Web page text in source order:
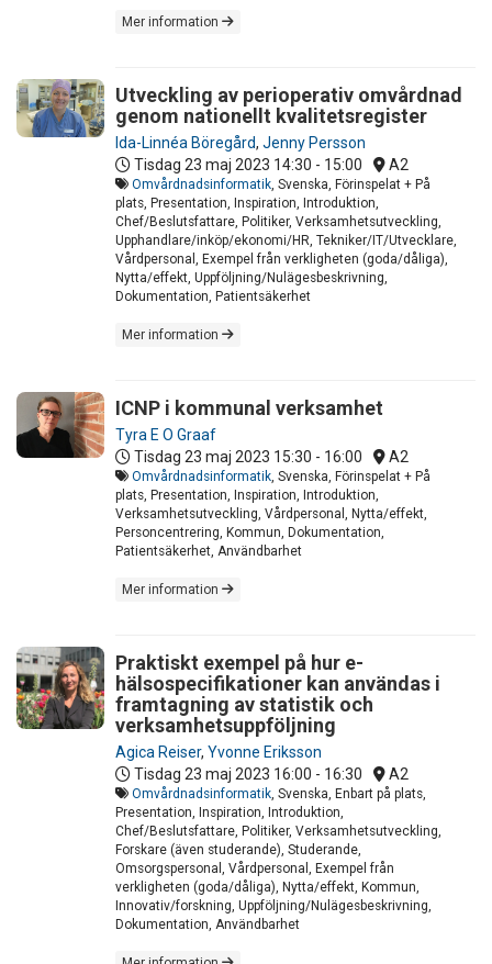
Mer information
Utveckling av perioperativ omvårdnad
genom nationellt kvalitetsregister
Ida-Linnéa Böregård, Jenny Persson
Tisdag 23 maj 2023 14:30 - 15:00 A2
Omvårdnadsinformatik , Svenska, Förinspelat + På
plats, Presentation, Inspiration, Introduktion,
Chef/Beslutsfattare, Politiker, Verksamhetsutveckling,
Upphandlare/inköp/ekonomi/HR, Tekniker/IT/Utvecklare,
Vårdpersonal, Exempel från verkligheten (goda/dåliga),
Nytta/effekt, Uppföljning/Nulägesbeskrivning,
Dokumentation, Patientsäkerhet
Mer information
ICNP i kommunal verksamhet
Tyra E O Graaf
Tisdag 23 maj 2023 15:30 - 16:00 A2
Omvårdnadsinformatik , Svenska, Förinspelat + På
plats, Presentation, Inspiration, Introduktion,
Verksamhetsutveckling, Vårdpersonal, Nytta/effekt,
Personcentrering, Kommun, Dokumentation,
Patientsäkerhet, Användbarhet
Mer information
Praktiskt exempel på hur e-
hälsospecifikationer kan användas i
framtagning av statistik och
verksamhetsuppföljning
Agica Reiser, Yvonne Eriksson
Tisdag 23 maj 2023 16:00 - 16:30 A2
Omvårdnadsinformatik , Svenska, Enbart på plats,
Presentation, Inspiration, Introduktion,
Chef/Beslutsfattare, Politiker, Verksamhetsutveckling,
Forskare (även studerande), Studerande,
Omsorgspersonal, Vårdpersonal, Exempel från
verkligheten (goda/dåliga), Nytta/effekt, Kommun,
Innovativ/forskning, Uppföljning/Nulägesbeskrivning,
Dokumentation, Användbarhet